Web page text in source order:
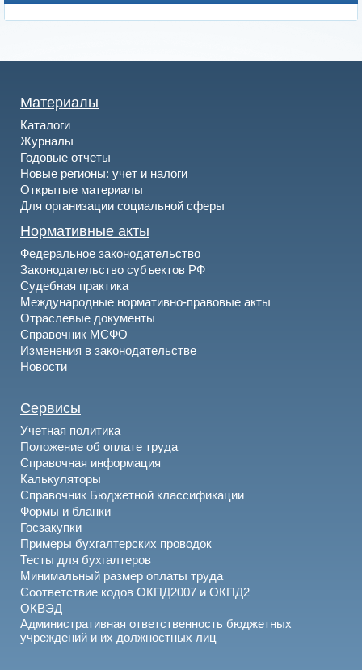
Материалы
Каталоги
Журналы
Годовые отчеты
Новые регионы: учет и налоги
Открытые материалы
Для организации социальной сферы
Нормативные акты
Федеральное законодательство
Законодательство субъектов РФ
Судебная практика
Международные нормативно-правовые акты
Отраслевые документы
Справочник МСФО
Изменения в законодательстве
Новости
Сервисы
Учетная политика
Положение об оплате труда
Справочная информация
Калькуляторы
Справочник Бюджетной классификации
Формы и бланки
Госзакупки
Примеры бухгалтерских проводок
Тесты для бухгалтеров
Минимальный размер оплаты труда
Соответствие кодов ОКПД2007 и ОКПД2
ОКВЭД
Административная ответственность бюджетных
учреждений и их должностных лиц